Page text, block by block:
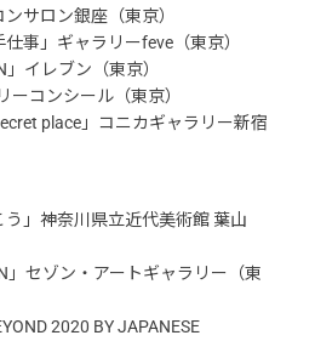
サロン銀座（東京）
事」ギャラリーfeve（東京）
イレブン（東京）
ーコンシール（東京）
place」コニカギャラリー新宿
」神奈川県立近代美術館 葉山
」セゾン・アートギャラリー（東
2020 BY JAPANESE